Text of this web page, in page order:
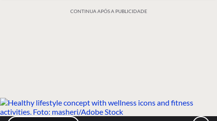
CONTINUA APÓS A PUBLICIDADE